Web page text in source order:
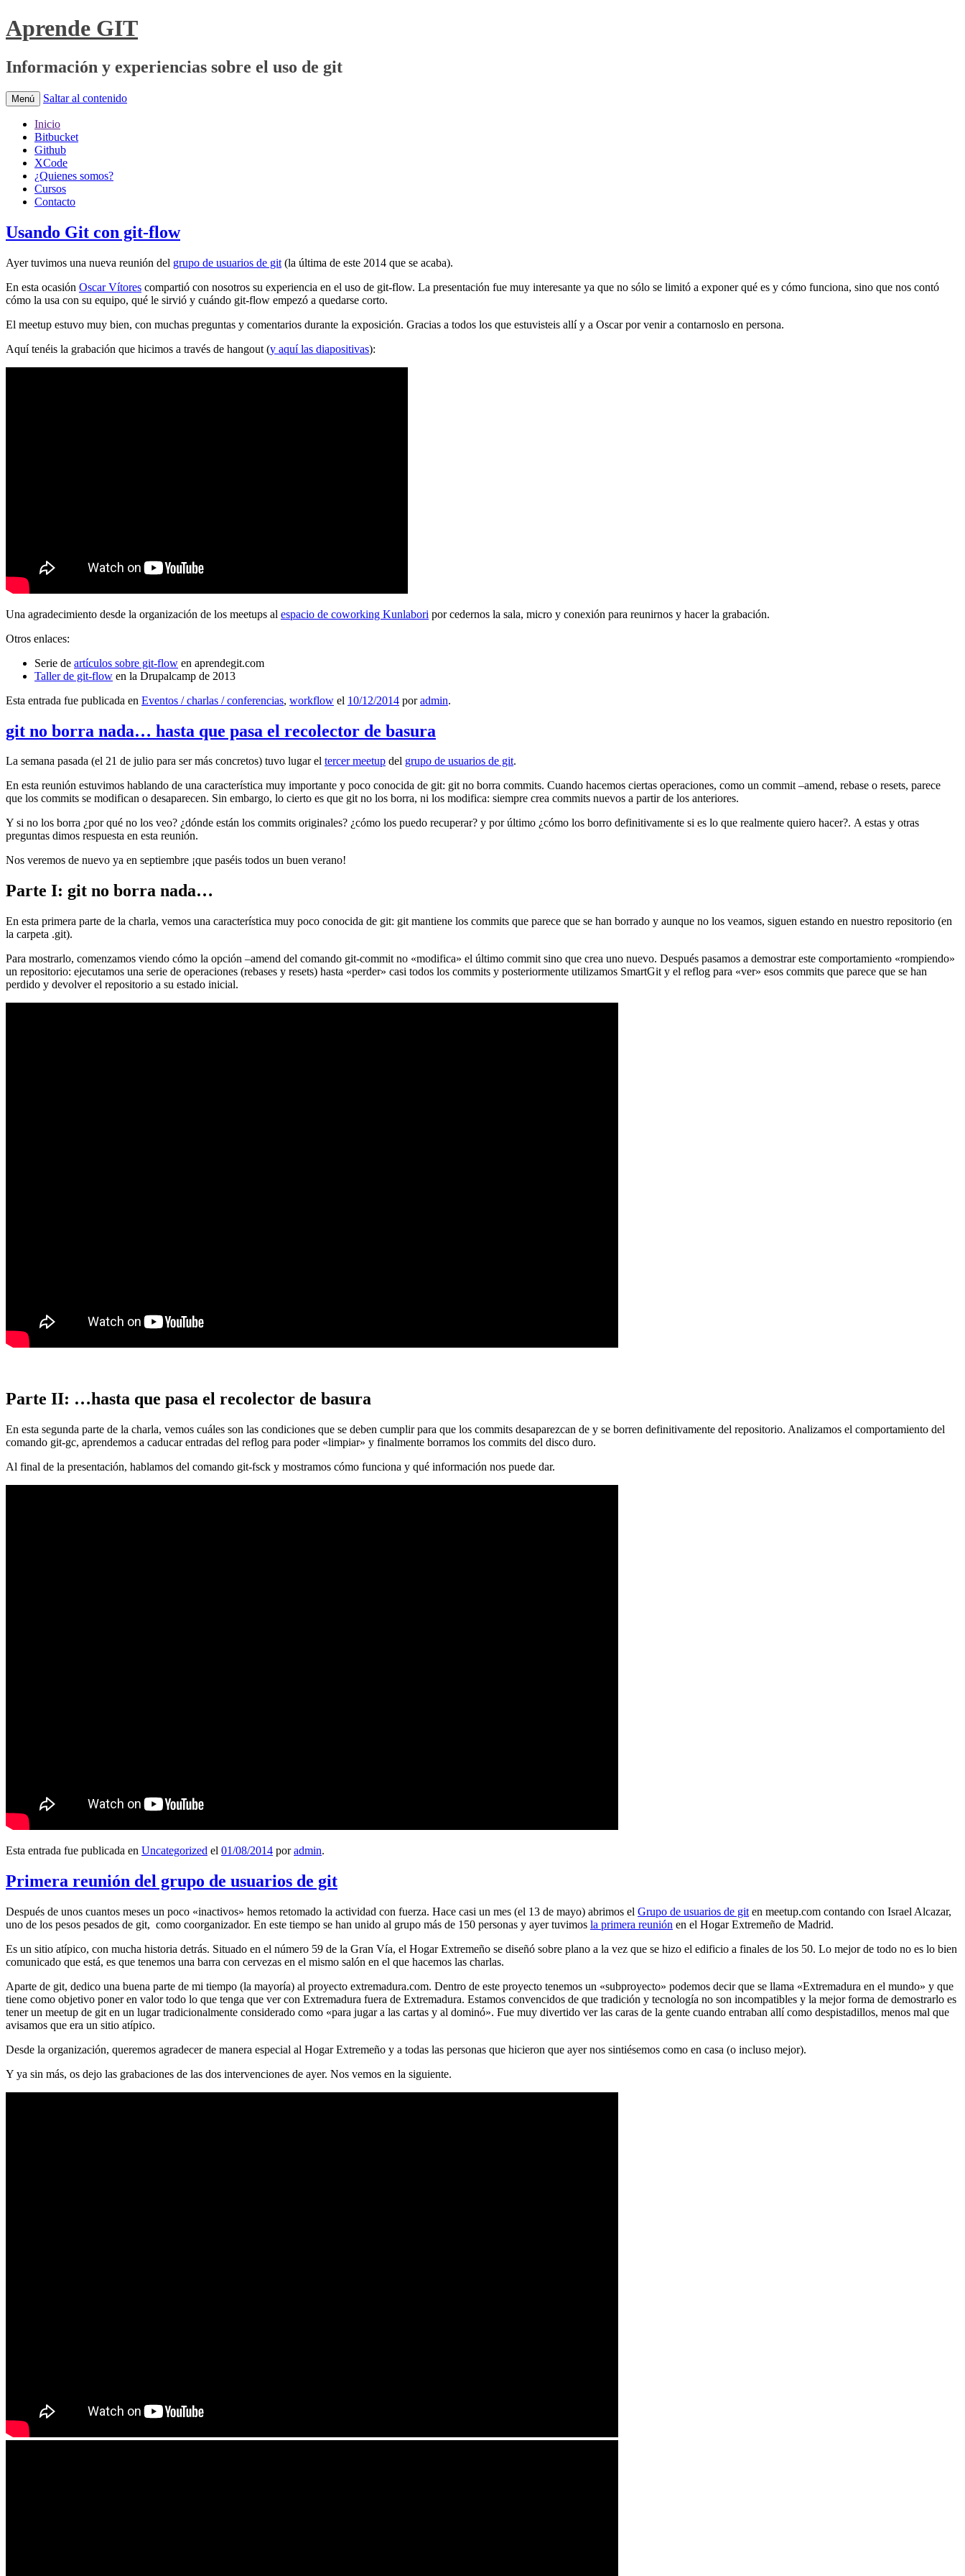
Aprende GIT
Información y experiencias sobre el uso de git
Menú Saltar al contenido
Inicio
Bitbucket
Github
XCode
¿Quienes somos?
Cursos
Contacto
Usando Git con git-flow
Ayer tuvimos una nueva reunión del grupo de usuarios de git (la última de este 2014 que se acaba).
En esta ocasión Oscar Vítores compartió con nosotros su experiencia en el uso de git-flow. La presentación fue muy interesante ya que no sólo se limitó a exponer qué es y cómo funciona, sino que nos contó
cómo la usa con su equipo, qué le sirvió y cuándo git-flow empezó a quedarse corto.
El meetup estuvo muy bien, con muchas preguntas y comentarios durante la exposición. Gracias a todos los que estuvisteis allí y a Oscar por venir a contarnoslo en persona.
Aquí tenéis la grabación que hicimos a través de hangout (y aquí las diapositivas):
Una agradecimiento desde la organización de los meetups al espacio de coworking Kunlabori por cedernos la sala, micro y conexión para reunirnos y hacer la grabación.
Otros enlaces:
Serie de artículos sobre git-flow en aprendegit.com
Taller de git-flow en la Drupalcamp de 2013
Esta entrada fue publicada en Eventos / charlas / conferencias, workflow el 10/12/2014 poradmin.
git no borra nada… hasta que pasa el recolector de basura
La semana pasada (el 21 de julio para ser más concretos) tuvo lugar el tercer meetup del grupo de usuarios de git.
En esta reunión estuvimos hablando de una característica muy importante y poco conocida de git: git no borra commits. Cuando hacemos ciertas operaciones, como un commit –amend, rebase o resets, parece
que los commits se modifican o desaparecen. Sin embargo, lo cierto es que git no los borra, ni los modifica: siempre crea commits nuevos a partir de los anteriores.
Y si no los borra ¿por qué no los veo? ¿dónde están los commits originales? ¿cómo los puedo recuperar? y por último ¿cómo los borro definitivamente si es lo que realmente quiero hacer?. A estas y otras
preguntas dimos respuesta en esta reunión.
Nos veremos de nuevo ya en septiembre ¡que paséis todos un buen verano!
Parte I: git no borra nada…
En esta primera parte de la charla, vemos una característica muy poco conocida de git: git mantiene los commits que parece que se han borrado y aunque no los veamos, siguen estando en nuestro repositorio (en
la carpeta .git).
Para mostrarlo, comenzamos viendo cómo la opción –amend del comando git-commit no «modifica» el último commit sino que crea uno nuevo. Después pasamos a demostrar este comportamiento «rompiendo»
un repositorio: ejecutamos una serie de operaciones (rebases y resets) hasta «perder» casi todos los commits y posteriormente utilizamos SmartGit y el reflog para «ver» esos commits que parece que se han
perdido y devolver el repositorio a su estado inicial.
Parte II: …hasta que pasa el recolector de basura
En esta segunda parte de la charla, vemos cuáles son las condiciones que se deben cumplir para que los commits desaparezcan de y se borren definitivamente del repositorio. Analizamos el comportamiento del
comando git-gc, aprendemos a caducar entradas del reflog para poder «limpiar» y finalmente borramos los commits del disco duro.
Al final de la presentación, hablamos del comando git-fsck y mostramos cómo funciona y qué información nos puede dar.
Esta entrada fue publicada en Uncategorized el 01/08/2014 poradmin.
Primera reunión del grupo de usuarios de git
Después de unos cuantos meses un poco «inactivos» hemos retomado la actividad con fuerza. Hace casi un mes (el 13 de mayo) abrimos el Grupo de usuarios de git en meetup.com contando con Israel Alcazar,
uno de los pesos pesados de git, como coorganizador. En este tiempo se han unido al grupo más de 150 personas y ayer tuvimos la primera reunión en el Hogar Extremeño de Madrid.
Es un sitio atípico, con mucha historia detrás. Situado en el número 59 de la Gran Vía, el Hogar Extremeño se diseñó sobre plano a la vez que se hizo el edificio a finales de los 50. Lo mejor de todo no es lo bien
comunicado que está, es que tenemos una barra con cervezas en el mismo salón en el que hacemos las charlas.
Aparte de git, dedico una buena parte de mi tiempo (la mayoría) al proyecto extremadura.com. Dentro de este proyecto tenemos un «subproyecto» podemos decir que se llama «Extremadura en el mundo» y que
tiene como objetivo poner en valor todo lo que tenga que ver con Extremadura fuera de Extremadura. Estamos convencidos de que tradición y tecnología no son incompatibles y la mejor forma de demostrarlo es
tener un meetup de git en un lugar tradicionalmente considerado como «para jugar a las cartas y al dominó». Fue muy divertido ver las caras de la gente cuando entraban allí como despistadillos, menos mal que
avisamos que era un sitio atípico.
Desde la organización, queremos agradecer de manera especial al Hogar Extremeño y a todas las personas que hicieron que ayer nos sintiésemos como en casa (o incluso mejor).
Y ya sin más, os dejo las grabaciones de las dos intervenciones de ayer. Nos vemos en la siguiente.